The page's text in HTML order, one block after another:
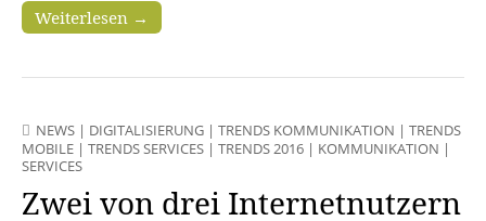
Weiterlesen →
NEWS | DIGITALISIERUNG | TRENDS KOMMUNIKATION | TRENDS
MOBILE | TRENDS SERVICES | TRENDS 2016 | KOMMUNIKATION |
SERVICES
Zwei von drei Internetnutzern